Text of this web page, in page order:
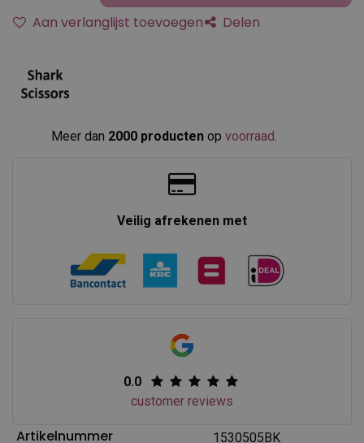
Aan verlanglijst toevoegen Delen
Meer dan 2000 producten op voorraad
Veilig afrekenen met
0.0
customer reviews
Artikelnummer 1530505BK